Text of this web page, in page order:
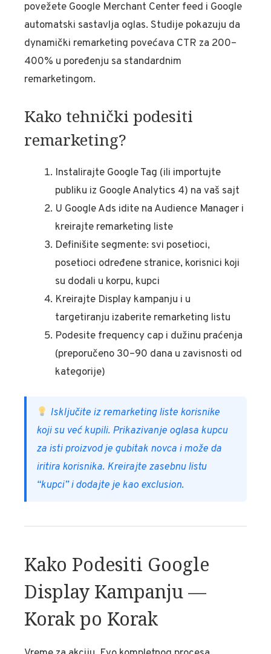
povežete Google Merchant Center feed i Google
automatski sastavlja oglas. Studije pokazuju da
dynamički remarketing povećava CTR za 200–
400% u poređenju sa standardnim
remarketingom.
Kako tehnički podesiti
remarketing?
Instalirajte Google Tag (ili importujte
publiku iz Google Analytics 4) na vaš sajt
U Google Ads idite na Audience Manager i
kreirajte remarketing liste
Definišite segmente: svi posetioci,
posetioci određene stranice, korisnici koji
su dodali u korpu, kupci
Kreirajte Display kampanju i u
targetiranju izaberite remarketing listu
Podesite frequency cap i dužinu praćenja
(preporučeno 30–90 dana u zavisnosti od
kategorije)
Isključite iz remarketing liste korisnike
koji su već kupili. Prikazivanje oglasa kupcu
za isti proizvod je gubitak novca i može da
iritira korisnika. Kreirajte zasebnu listu
“kupci” i dodajte je kao exclusion.
Kako Podesiti Google
Display Kampanju —
Korak po Korak